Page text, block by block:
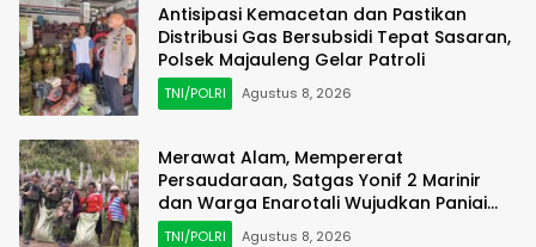
Antisipasi Kemacetan dan Pastikan
Distribusi Gas Bersubsidi Tepat Sasaran,
Polsek Majauleng Gelar Patroli
TNI/POLRI Agustus 8, 2026
Merawat Alam, Mempererat
Persaudaraan, Satgas Yonif 2 Marinir
dan Warga Enarotali Wujudkan Paniai
Bersih, Indonesia Asri
TNI/POLRI Agustus 8, 2026